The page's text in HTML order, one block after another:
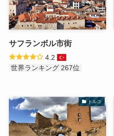
サフランボル市街
4.2
世界ランキング 267位
トルコ